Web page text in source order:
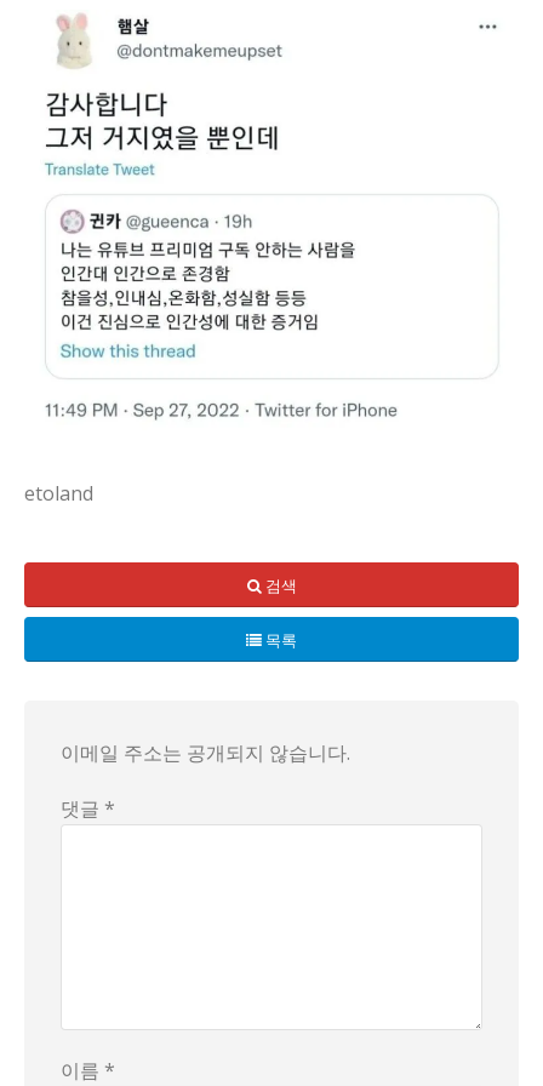
etoland
배경은 생각보다 복잡하다. 트위터 어딘가에서 시작된 이
현재 상황은 광고로부터의 자유를 둘러싼 작은 전쟁처럼 번
검색
목록
이메일 주소는 공개되지 않습니다.
댓글 *
이름 *